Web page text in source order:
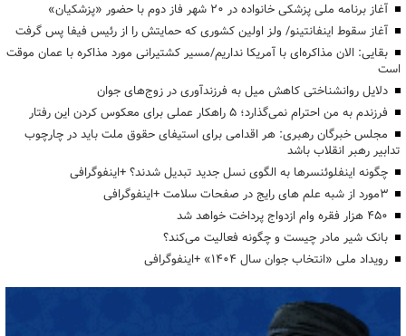
آغاز برنامه ملی پزشکی خانواده در ۲۰ شهر فاز دوم با حضور «پزشکیان»
آغاز سقوط اینفانتینو/ ولز اولین کشوری که حمایتش را از رئیس فیفا پس گرفت
بقایی: الان مذاکره‌ای با آمریکا نداریم/مسیر کشتیرانی مورد مذاکره با عمان موقت
است
دلایل روانشناختی کاهش میل به فرزندآوری در زوج‌های جوان
فرزندم به من احترام نمی‌گذارد؛ ۵ راهکار عملی برای معکوس کردن این رفتار
مجلس خبرگان رهبری: هر اقدامی برای استیفای حقوق ملت باید در چارچوب
تدابیر رهبر انقلاب باشد
چگونه اینفلوئنسرها به الگوی نسل جدید تبدیل شدند؟ +اینفوگرافی
3مورد از شبه علم های رایج در صفحات سلامت +اینفوگرافی
۴۵۰ هزار فقره وام ازدواج پرداخت خواهد شد
بانک شیر مادر چیست و چگونه فعالیت می‌کند؟
رویداد ملی «انتخاب جوان سال ۱۴۰۴» +اینفوگرافی